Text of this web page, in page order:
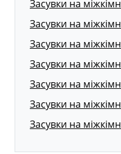
Засувки на
Засувки на
Засувки на
Засувки на
Засувки на
Засувки на
Засувки на